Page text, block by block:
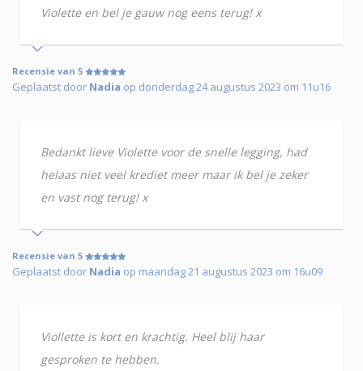
Violette en bel je gauw nog eens terug! x
Recensie van 5
Geplaatst door Nadia op donderdag 24 augustus 2023 om 11u16
Bedankt lieve Violette voor de snelle legging, had
helaas niet veel krediet meer maar ik bel je zeker
en vast nog terug! x
Recensie van 5
Geplaatst door Nadia op maandag 21 augustus 2023 om 16u09
Viollette is kort en krachtig. Heel blij haar
gesproken te hebben.